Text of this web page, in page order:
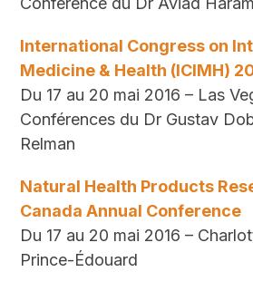
International Congress on
Medicine & Health (ICIMH)
Du 17 au 20 mai 2016 – Las
Conférences du Dr Gustav
Relman
Natural Health Products
Canada Annual Conference
Du 17 au 20 mai 2016 –
Prince-Édouard